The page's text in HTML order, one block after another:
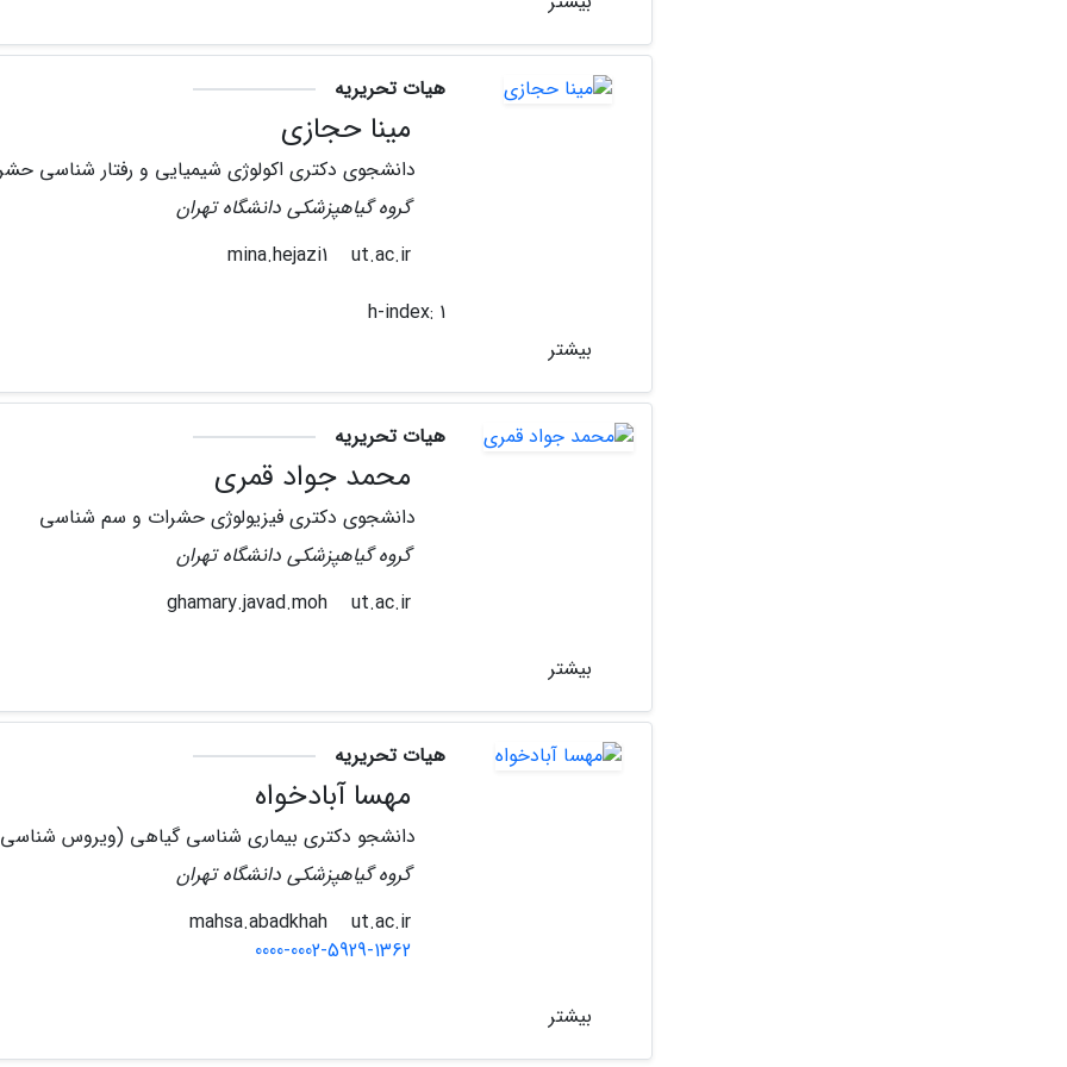
هیات تحریریه
مینا حجازی
دانشجوی دکتری اکولوژی شیمیایی و رفتار شناسی
گروه گیاهپزشکی دانشگاه تهران
ut.ac.ir
h-index: 1
بیشتر
هیات تحریریه
محمد جواد قمری
دانشجوی دکتری فیزیولوژی حشرات و سم شناسی
گروه گیاهپزشکی دانشگاه تهران
ut.ac.ir
بیشتر
هیات تحریریه
مهسا آبادخواه
دانشجو دکتری بیماری شناسی گیاهی (ویروس
گروه گیاهپزشکی دانشگاه تهران
ut.ac.ir
0000-0002-5929-1362
بیشتر